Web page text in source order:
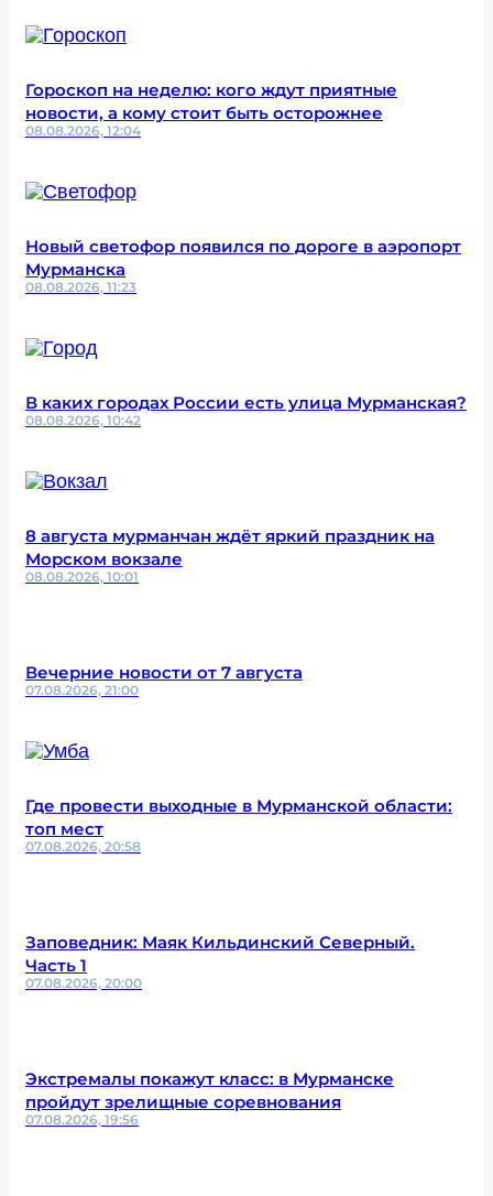
Гороскоп на неделю: кого ждут приятные
новости, а кому стоит быть осторожнее
08.08.2026, 12:04
Новый светофор появился по дороге в аэропорт
Мурманска
08.08.2026, 11:23
В каких городах России есть улица Мурманская?
08.08.2026, 10:42
8 августа мурманчан ждёт яркий праздник на
Морском вокзале
08.08.2026, 10:01
Вечерние новости от 7 августа
07.08.2026, 21:00
Где провести выходные в Мурманской области:
топ мест
07.08.2026, 20:58
Заповедник: Маяк Кильдинский Северный.
Часть 1
07.08.2026, 20:00
Экстремалы покажут класс: в Мурманске
пройдут зрелищные соревнования
07.08.2026, 19:56